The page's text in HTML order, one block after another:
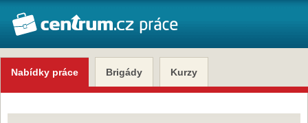
Nabídky práce Brigády Kurzy